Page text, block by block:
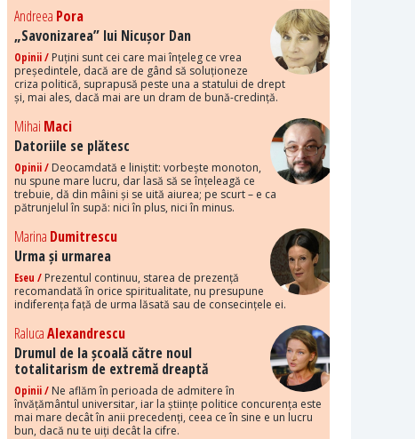
Andreea Pora
„Savonizarea” lui Nicușor Dan
Opinii / Puțini sunt cei care mai înțeleg ce vrea
președintele, dacă are de gând să soluționeze
criza politică, suprapusă peste una a statului de drept
și, mai ales, dacă mai are un dram de bună-credință.
Mihai Maci
Datoriile se plătesc
Opinii / Deocamdată e liniștit: vorbește monoton,
nu spune mare lucru, dar lasă să se înțeleagă ce
trebuie, dă din mâini și se uită aiurea; pe scurt – e ca
pătrunjelul în supă: nici în plus, nici în minus.
Marina Dumitrescu
Urma și urmarea
Eseu / Prezentul continuu, starea de prezență
recomandată în orice spiritualitate, nu presupune
indiferența față de urma lăsată sau de consecințele ei.
RalucaAlexandrescu
Drumul de la școală către noul
totalitarism de extremă dreaptă
Opinii / Ne aflăm în perioada de admitere în
învățământul universitar, iar la științe politice concurența este
mai mare decât în anii precedenți, ceea ce în sine e un lucru
bun, dacă nu te uiți decât la cifre.